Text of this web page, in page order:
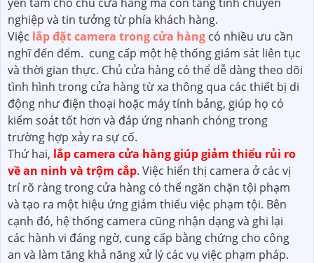
nghiệp và tin tưởng từ phía khách hàng.
Việc lắp đặt camera trong cửa hàng có nhiều ưu cần
nghĩ đến đểm. cung cấp một hệ thống giám sát liên tục
và thời gian thực. Chủ cửa hàng có thể dễ dàng theo dõi
tình hình trong cửa hàng từ xa thông qua các thiết bị di
động như điện thoại hoặc máy tính bảng, giúp họ có
kiểm soát tốt hơn và đáp ứng nhanh chóng trong
trường hợp xảy ra sự cố.
Thứ hai, lắp camera cửa hàng giúp giảm thiểu rủi ro
về an ninh và trộm cắp. Việc hiển thị camera ở các vị
trí rõ ràng trong cửa hàng có thể ngăn chặn tội phạm
và tạo ra một hiệu ứng giảm thiểu việc phạm tội. Bên
cạnh đó, hệ thống camera cũng nhận dạng và ghi lại
các hành vi đáng ngờ, cung cấp bằng chứng cho công
an và làm tăng khả năng xử lý các vụ việc phạm pháp.